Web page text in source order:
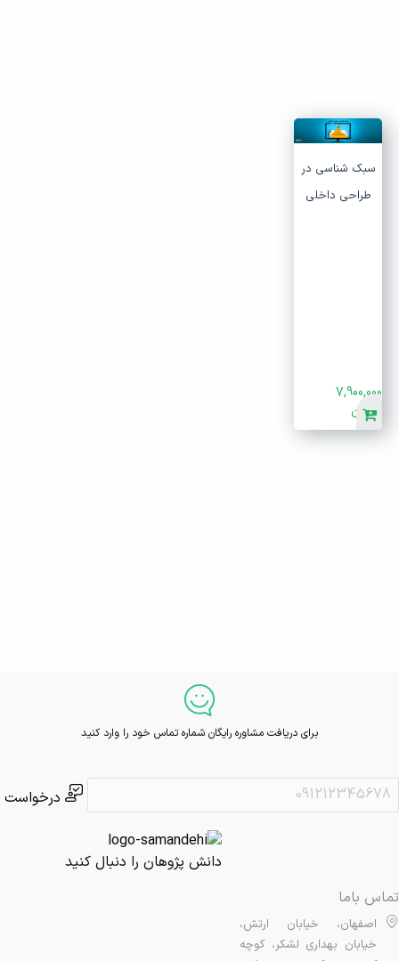
سبک شناسی در
طراحی داخلی
7,900,000
تومان
برای دریافت مشاوره رایگان شماره تماس خود را وارد کنید
دانش پژوهان را دنبال کنید
تماس باما
اصفهان، خیابان ارتش،
خیابان بهداری لشکر، کوچه